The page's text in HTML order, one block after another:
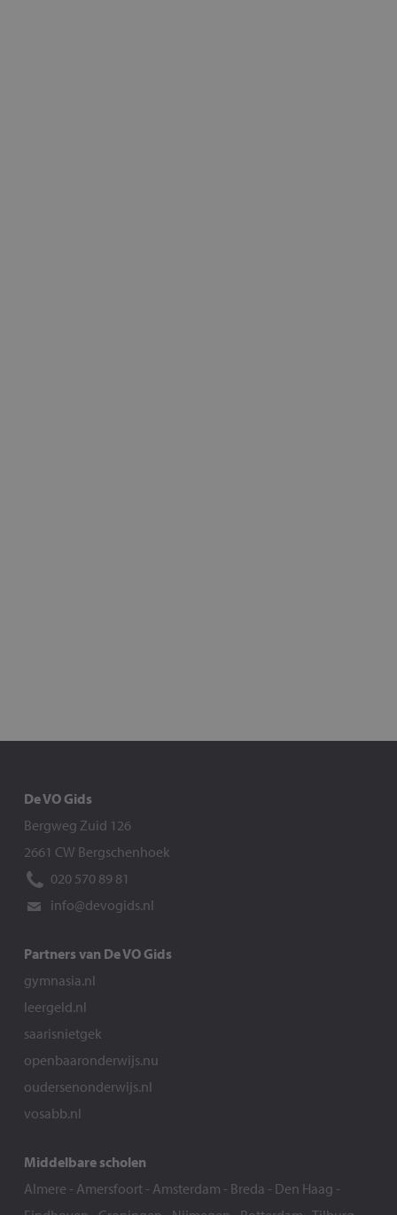
De VO Gids
Bergweg Zuid 126
2661 CW Bergschenhoek
020 570 89 81
info@devogids.nl
Partners van De VO Gids
gymnasia.nl
leergeld.nl
saarisnietgek
openbaaronderwijs.nu
oudersenonderwijs.nl
vosabb.nl
Middelbare scholen
Almere - Amersfoort- Amsterdam - Breda - Den Haag -